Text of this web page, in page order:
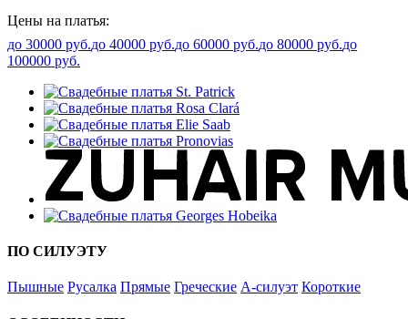
Цены на платья:
до 30000 руб.до 40000 руб.до 60000 руб.до 80000 руб.до
100000 руб.
ПО СИЛУЭТУ
Пышные Русалка Прямые Греческие А-силуэт Короткие